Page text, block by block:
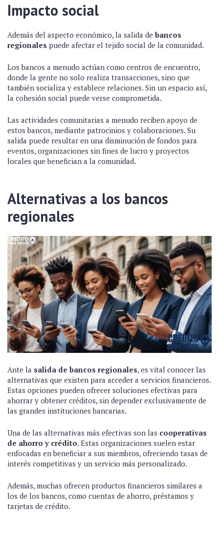
Impacto social
Además del aspecto económico, la salida de bancos
regionales puede afectar el tejido social de la comunidad.
Los bancos a menudo actúan como centros de encuentro,
donde la gente no solo realiza transacciones, sino que
también socializa y establece relaciones. Sin un espacio así,
la cohesión social puede verse comprometida.
Las actividades comunitarias a menudo reciben apoyo de
estos bancos, mediante patrocinios y colaboraciones. Su
salida puede resultar en una disminución de fondos para
eventos, organizaciones sin fines de lucro y proyectos
locales que benefician a la comunidad.
Alternativas a los bancos
regionales
Ante la salida de bancos regionales, es vital conocer las
alternativas que existen para acceder a servicios financieros.
Estas opciones pueden ofrecer soluciones efectivas para
ahorrar y obtener créditos, sin depender exclusivamente de
las grandes instituciones bancarias.
Una de las alternativas más efectivas son las cooperativas
de ahorro y crédito. Estas organizaciones suelen estar
enfocadas en beneficiar a sus miembros, ofreciendo tasas de
interés competitivas y un servicio más personalizado.
Además, muchas ofrecen productos financieros similares a
los de los bancos, como cuentas de ahorro, préstamos y
tarjetas de crédito.